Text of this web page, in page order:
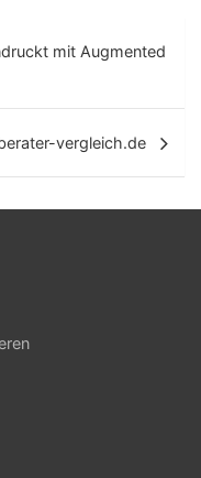
mit Augmented
vergleich.de